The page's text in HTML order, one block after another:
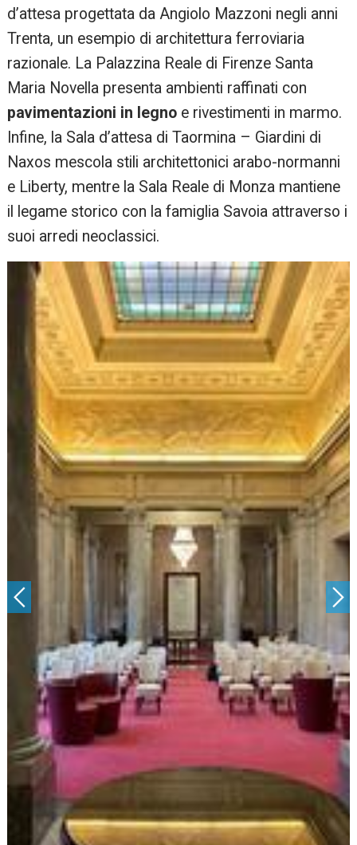
d’attesa progettata da Angiolo Mazzoni negli anni
Trenta, un esempio di architettura ferroviaria
razionale. La Palazzina Reale di Firenze Santa
Maria Novella presenta ambienti raffinati con
pavimentazioni in legno e rivestimenti in marmo.
Infine, la Sala d’attesa di Taormina – Giardini di
Naxos mescola stili architettonici arabo-normanni
e Liberty, mentre la Sala Reale di Monza mantiene
il legame storico con la famiglia Savoia attraverso i
suoi arredi neoclassici.